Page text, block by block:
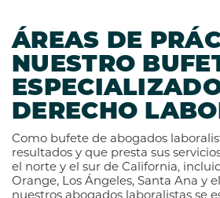
ÁREAS DE
NUESTRO
DERECHO
Como bufete de abogados
resultados y que presta sus
el norte y el sur de California,
Orange, Los Ángeles, Santa Ana y
nuestros abogados laboralistas se